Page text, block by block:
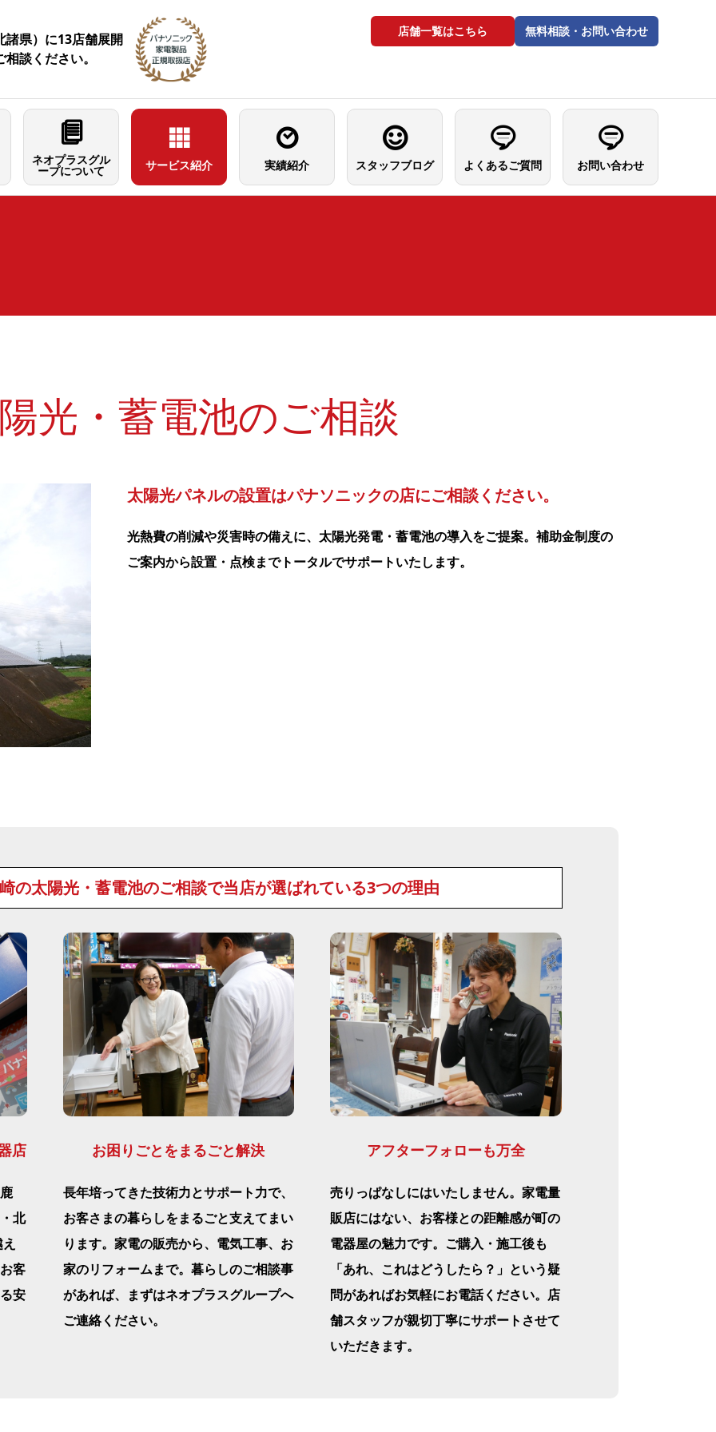
諸県）に13店舗展開
談ください。
店舗一覧はこちら 無料相談・お問い合わせ
ネオプラスグル
ープについて サービス紹介 実績紹介 スタッフブログ よくあるご質問 お問い合わせ
光・蓄電池のご相談
太陽光パネルの設置はパナソニックの店にご相談ください。
光熱費の削減や災害時の備えに、太陽光発電・蓄電池の導入をご提案。補助金制度の
ご案内から設置・点検までトータルでサポートいたします。
の太陽光・蓄電池のご相談で当店が選ばれている3つの理由
店
北
客
安
お困りごとをまるごと解決
長年培ってきた技術力とサポート力で、
お客さまの暮らしをまるごと支えてまい
ります。家電の販売から、電気工事、お
家のリフォームまで。暮らしのご相談事
があれば、まずはネオプラスグループへ
ご連絡ください。
アフターフォローも万全
売りっぱなしにはいたしません。家電量
販店にはない、お客様との距離感が町の
電器屋の魅力です。ご購入・施工後も
「あれ、これはどうしたら？」という疑
問があればお気軽にお電話ください。店
舗スタッフが親切丁寧にサポートさせて
いただきます。